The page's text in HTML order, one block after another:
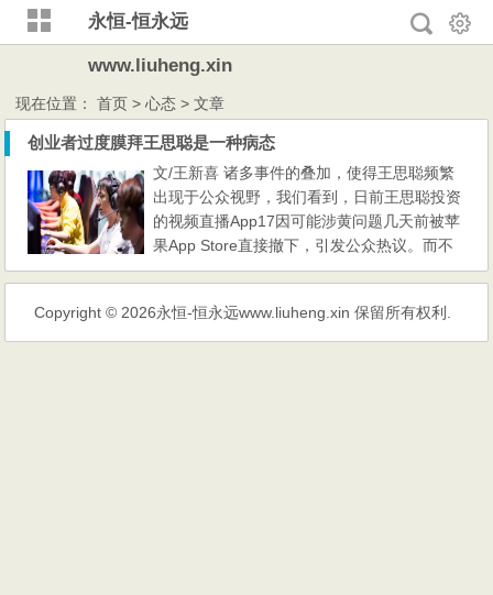
永恒-恒永远
www.liuheng.xin
现在位置：首页 > 心态 > 文章
创业者过度膜拜王思聪是一种病态
文/王新喜 诸多事件的叠加，使得王思聪频繁
出现于公众视野，我们看到，日前王思聪投资
的视频直播App17因可能涉黄问题几天前被苹
果App Store直接撤下，引发公众热议。而不
久前，腾讯英雄联盟四周年活动上，由周杰伦
道，在电竞行业，王思聪频繁大手笔使得其成
为创业者关注与膜拜的对象。比如王思聪旗下
Copyright © 2026永恒-恒永远www.liuheng.xin 保留所有权利.